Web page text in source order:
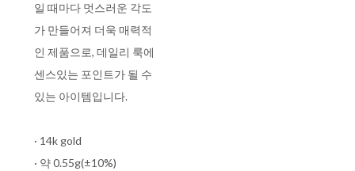
일 때마다 멋스러운 각도
가 만들어져 더욱 매력적
인 제품으로, 데일리 룩에
센스있는 포인트가 될 수
있는 아이템입니다.
· 14k gold
· 약 0.55g(±10%)